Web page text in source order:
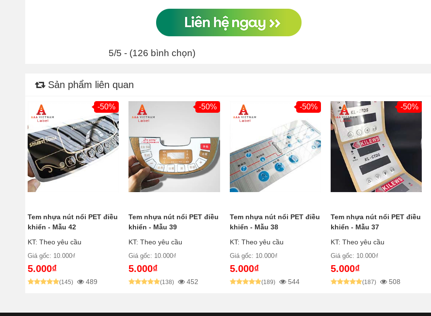
5/5 - (126 bình chọn)
Sản phẩm liên quan
-50%
Tem nhựa nút nổi PET điều
khiển - Mẫu 42
KT: Theo yêu cầu
Giá gốc: 10.000₫
5.000₫
(145) 489
-50%
Tem nhựa nút nổi PET điều
khiển - Mẫu 39
KT: Theo yêu cầu
Giá gốc: 10.000₫
5.000₫
(138) 452
-50%
Tem nhựa nút nổi PET điều
khiển - Mẫu 38
KT: Theo yêu cầu
Giá gốc: 10.000₫
5.000₫
(189) 544
-50%
Tem nhựa nút nổi PET điều
khiển - Mẫu 37
KT: Theo yêu cầu
Giá gốc: 10.000₫
5.000₫
(187) 508